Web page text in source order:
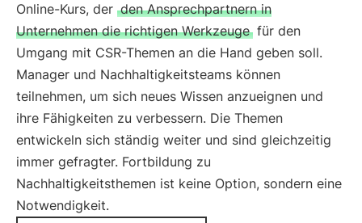
Online-Kurs, der den Ansprechpartnern in
Unternehmen die richtigen Werkzeuge für den
Umgang mit CSR-Themen an die Hand geben soll.
Manager und Nachhaltigkeitsteams können
teilnehmen, um sich neues Wissen anzueignen und
ihre Fähigkeiten zu verbessern. Die Themen
entwickeln sich ständig weiter und sind gleichzeitig
immer gefragter. Fortbildung zu
Nachhaltigkeitsthemen ist keine Option, sondern eine
Notwendigkeit.